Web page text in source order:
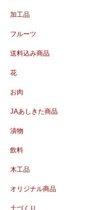
加工品
フルーツ
送料込み商品
花
お肉
JAあしきた商品
漬物
飲料
木工品
オリジナル商品